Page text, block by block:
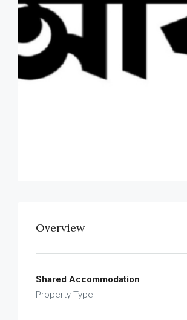
Overview
Shared Accommodation
Property Type